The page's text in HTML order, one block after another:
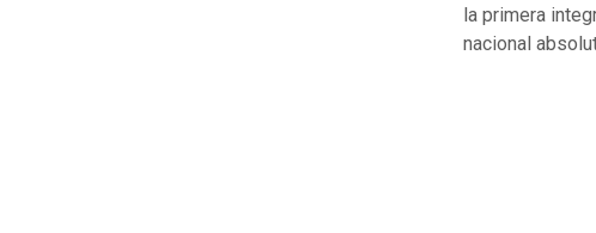
la primera
nacional